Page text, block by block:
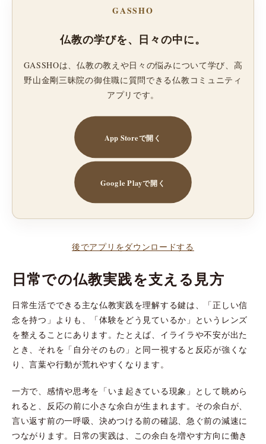
GASSHO
仏教の学びを、日々の中に。
GASSHOは、仏教の教えや日々の悩みについて学び、高
野山金剛三昧院の御住職に質問できる仏教コミュニティ
アプリです。
App Storeで開く
Google Playで開く
後でアプリをダウンロードする
日常での仏教実践を支える見方
日常生活でできる主な仏教実践を理解する鍵は、「正しい信
念を持つ」よりも、「体験をどう見ているか」というレンズ
を整えることにあります。たとえば、イライラや不安が出た
とき、それを「自分そのもの」と同一視すると反応が強くな
り、言葉や行動が荒れやすくなります。
一方で、感情や思考を「いま起きている現象」として眺めら
れると、反応の前に小さな余白が生まれます。その余白が、
言い返す前の一呼吸、決めつける前の確認、急ぐ前の減速に
つながります。日常の実践は、この余白を増やす方向に働き